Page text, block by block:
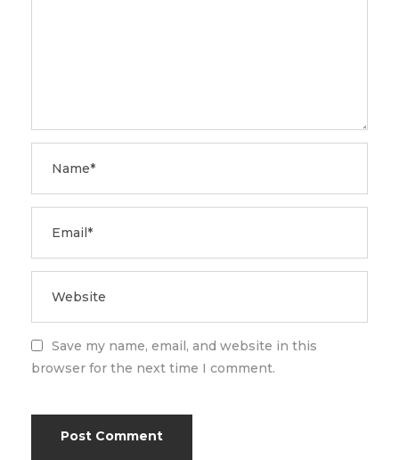
Save my name, email, and website in this
browser for the next time I comment.